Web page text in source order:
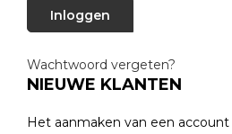
Inloggen
Wachtwoord vergeten?
NIEUWE KLANTEN
Het aanmaken van een